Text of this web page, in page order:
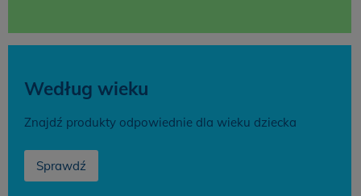
Według wieku
Znajdź produkty odpowiednie dla wieku dziecka
Sprawdź